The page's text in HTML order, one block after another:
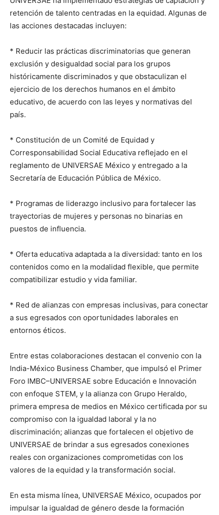
retención de talento centradas en la equidad. Algunas de
las acciones destacadas incluyen:
* Reducir las prácticas discriminatorias que generan
exclusión y desigualdad social para los grupos
históricamente discriminados y que obstaculizan el
ejercicio de los derechos humanos en el ámbito
educativo, de acuerdo con las leyes y normativas del
país.
* Constitución de un Comité de Equidad y
Corresponsabilidad Social Educativa reflejado en el
reglamento de UNIVERSAE México y entregado a la
Secretaría de Educación Pública de México.
* Programas de liderazgo inclusivo para fortalecer las
trayectorias de mujeres y personas no binarias en
puestos de influencia.
* Oferta educativa adaptada a la diversidad: tanto en los
contenidos como en la modalidad flexible, que permite
compatibilizar estudio y vida familiar.
* Red de alianzas con empresas inclusivas, para conectar
a sus egresados con oportunidades laborales en
entornos éticos.
Entre estas colaboraciones destacan el convenio con la
India-México Business Chamber, que impulsó el Primer
Foro IMBC–UNIVERSAE sobre Educación e Innovación
con enfoque STEM, y la alianza con Grupo Heraldo,
primera empresa de medios en México certificada por su
compromiso con la igualdad laboral y la no
discriminación; alianzas que fortalecen el objetivo de
UNIVERSAE de brindar a sus egresados conexiones
reales con organizaciones comprometidas con los
valores de la equidad y la transformación social.
En esta misma línea, UNIVERSAE México, ocupados por
impulsar la igualdad de género desde la formación